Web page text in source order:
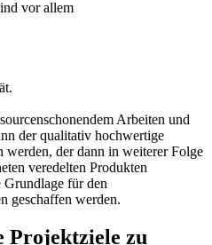
vor allem
Arbeiten und
der qualitativ hochwertige
der dann in weiterer Folge
veredelten Produkten
für den
geschaffen werden.
Projektziele zu